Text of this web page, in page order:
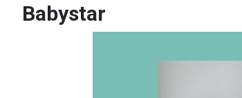
Babystar